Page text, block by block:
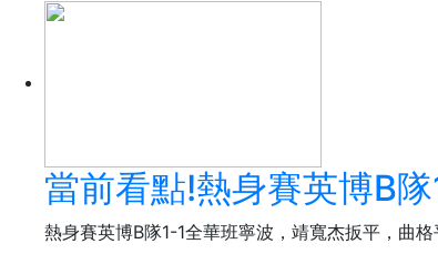
當前看點!熱身賽英博B
熱身賽英博B隊1-1全華班寧波，靖寬杰扳平，曲